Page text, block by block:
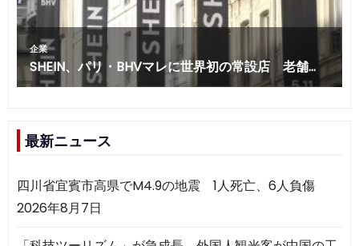
最新ニュース
四川省宜賓市高県でM4.9の地震 1人死亡、6人負傷
2026年8月7日